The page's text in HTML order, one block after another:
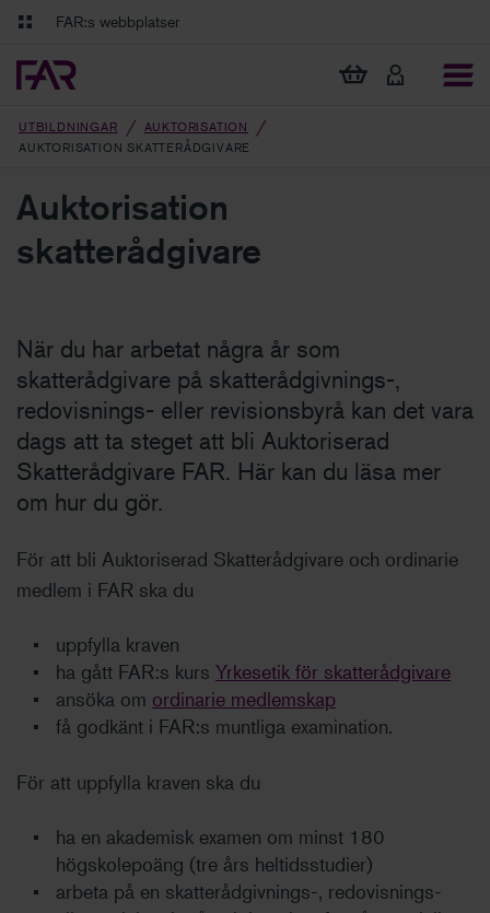
Gå till innehåll
Gå till navigation
Ekonomiska regler på ett och samma ställe
Debatt och fördjupning i branschens frågor
FAR:s webbplatser
Visa min varukorg
UTBILDNINGAR
AUKTORISATION
AUKTORISATION SKATTERÅDGIVARE
Auktorisation
skatterådgivare
När du har arbetat några år som
skatterådgivare på skatterådgivnings-,
redovisnings- eller revisionsbyrå kan det vara
dags att ta steget att bli Auktoriserad
Skatterådgivare FAR. Här kan du läsa mer
om hur du gör.
För att bli Auktoriserad Skatterådgivare och ordinarie
medlem i FAR ska du
uppfylla kraven
ha gått FAR:s kurs Yrkesetik för skatterådgivare
ansöka om ordinarie medlemskap
få godkänt i FAR:s muntliga examination.
För att uppfylla kraven ska du
ha en akademisk examen om minst 180
högskolepoäng (tre års heltidsstudier)
arbeta på en skatterådgivnings-, redovisnings-